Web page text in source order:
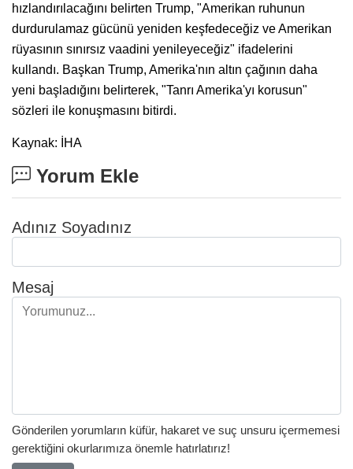
hızlandırılacağını belirten Trump, "Amerikan ruhunun
durdurulamaz gücünü yeniden keşfedeceğiz ve Amerikan
rüyasının sınırsız vaadini yenileyeceğiz" ifadelerini
kullandı. Başkan Trump, Amerika'nın altın çağının daha
yeni başladığını belirterek, "Tanrı Amerika'yı korusun"
sözleri ile konuşmasını bitirdi.
Kaynak: İHA
Yorum Ekle
Adınız Soyadınız
Mesaj
Gönderilen yorumların küfür, hakaret ve suç unsuru içermemesi
gerektiğini okurlarımıza önemle hatırlatırız!